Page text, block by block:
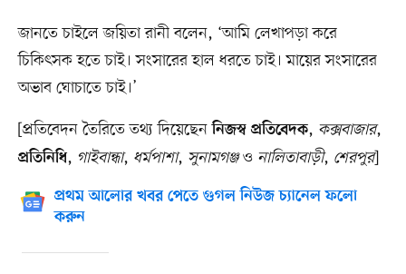
জানতে চাইলে জয়িতা রানী বলেন, ‘আমি লেখাপড়া করে
চিকিৎসক হতে চাই। সংসারের হাল ধরতে চাই। মায়ের সংসারের
অভাব ঘোচাতে চাই।’
[প্রতিবেদন তৈরিতে তথ্য দিয়েছেননিজস্ব প্রতিবেদক, কক্সবাজার,
প্রতিনিধি, গাইবান্ধা, ধর্মপাশা, সুনামগঞ্জও নালিতাবাড়ী, শেরপুর]
প্রথম আলোর খবর পেতে গুগল নিউজ চ্যানেল ফলো
করুন